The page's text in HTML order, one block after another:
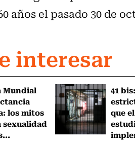
años el pasado 30 de
interesar
Mundial
los mitos
sexualidad
41
que